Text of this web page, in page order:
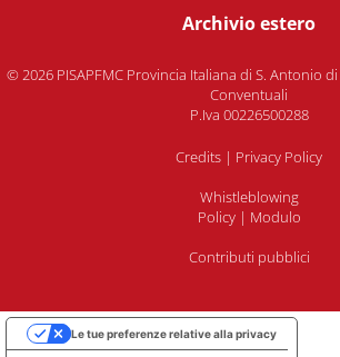
Archivio estero
© 2026 PISAPFMC Provincia Italiana di S. Antonio
Conventuali
P.Iva 00226500288
Credits | Privacy Policy
Whistleblowing
Policy| Modulo
Contributi pubblici
Le tue preferenze relative alla privacy